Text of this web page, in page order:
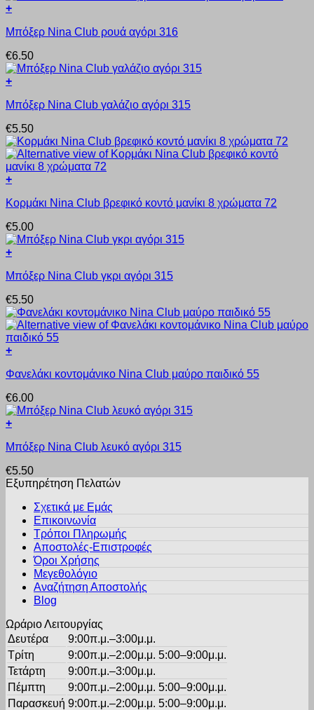
+
το
έχει
πολλαπλές
παραλλαγές.
επιλογές
να
επιλεγούν
στη
σελίδα
του
προϊόντος
Μπόξερ Nina Club ρουά αγόρι 316
€6.50
+
το
έχει
πολλαπλές
παραλλαγές.
Οι
επιλογές
να
στη
σελίδα
του
προϊόντος
Μπόξερ Nina Club γαλάζιο αγόρι 315
€5.50
+
το
έχει
πολλαπλές
παραλλαγές.
επιλογές
να
επιλεγούν
στη
σελίδα
του
προϊόντος
Κορμάκι Nina Club βρεφικό κοντό μανίκι 8 χρώματα 72
€5.00
+
το
έχει
πολλαπλές
παραλλαγές.
Οι
επιλογές
να
στη
σελίδα
του
προϊόντος
Μπόξερ Nina Club γκρι αγόρι 315
€5.50
+
το
έχει
πολλαπλές
παραλλαγές.
επιλογές
να
επιλεγούν
σελίδα
προϊόντος
Φανελάκι κοντομάνικο Nina Club μαύρο παιδικό 55
€6.00
+
το
έχει
πολλαπλές
επιλογές
μπορούν
επιλεγούν
σελίδα
Μπόξερ Nina Club λευκό αγόρι 315
€5.50
Εξυπηρέτηση Πελατών
Σχετικά με Εμάς
Επικοινωνία
Τρόποι Πληρωμής
Αποστολές-Επιστροφές
Όροι Χρήσης
Μεγεθολόγιο
Αναζήτηση Αποστολής
Blog
Ωράριο Λειτουργίας
Δευτέρα
9:00π.μ.–3:00μ.μ.
Τρίτη
9:00π.μ.–2:00μ.μ. 5:00–9:00μ.μ.
Τετάρτη
9:00π.μ.–3:00μ.μ.
Πέμπτη
9:00π.μ.–2:00μ.μ. 5:00–9:00μ.μ.
Παρασκευή 9:00π.μ.–2:00μ.μ. 5:00–9:00μ.μ.